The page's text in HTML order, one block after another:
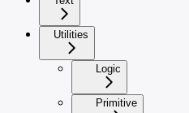
Utilities
Logic
Primitive